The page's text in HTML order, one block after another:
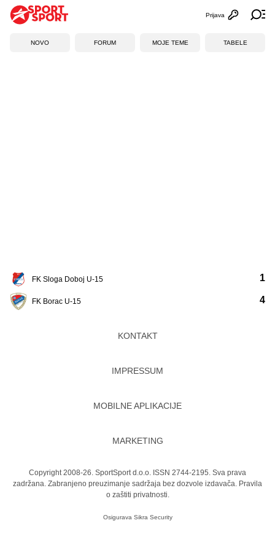
Otvori
Prijava
NOVO FORUM MOJE TEME TABELE
FK Sloga Doboj U-15
FK Borac U-15
1
4
KONTAKT
IMPRESSUM
MOBILNE APLIKACIJE
MARKETING
Copyright 2008-26. SportSport d.o.o. ISSN 2744-2195. Sva prava
zadržana. Zabranjeno preuzimanje sadržaja bez dozvole izdavača. Pravila
o zaštiti privatnosti.
Osigurava Sikra Security